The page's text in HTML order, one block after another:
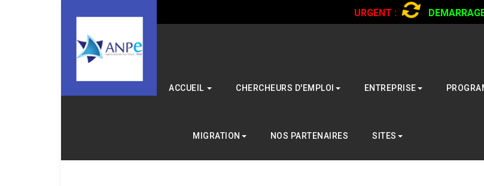
URGENT :
CAMIONS...CLIQUER POUR
ACCUEIL CHERCHEURS D'EMPLOI ENTREPRISE
MIGRATION NOS PARTENAIRES SITES